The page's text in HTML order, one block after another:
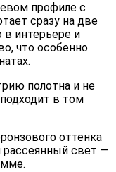
профиле с
сразу на две
в интерьере и
что особенно
полотна и не
в том
оттенка
рассеянный свет —